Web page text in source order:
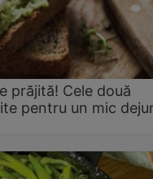
prăjită! Cele două
pentru un mic